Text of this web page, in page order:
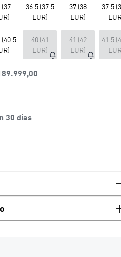
(37
36.5 (37.5
EUR)
37 (38
EUR)
37.5
(40.5
40 (41
EUR)
41 (42
EUR)
41.5
30 días